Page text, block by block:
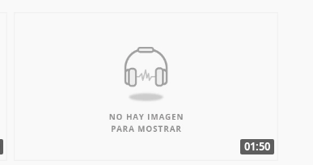
01:50